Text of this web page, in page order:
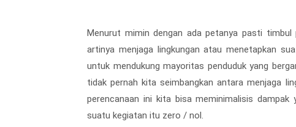
Menurut mimin dengan ada petanya pasti
artinya menjaga lingkungan atau menetapkan
untuk mendukung mayoritas penduduk yang
tidak pernah kita seimbangkan antara menjaga
perencanaan ini kita bisa meminimalisis
suatu kegiatan itu zero / nol.